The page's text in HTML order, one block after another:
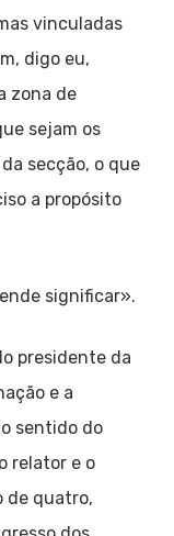
vinculadas
digo eu,
zona de
sejam os
secção, o que
a propósito
significar».
presidente da
e a
sentido do
relator e o
de quatro,